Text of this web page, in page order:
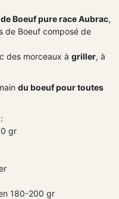
Boeuf pure race Aubrac,
de Boeuf composé de
des morceaux à griller, à
du boeuf pour toutes
gr
180-200 gr